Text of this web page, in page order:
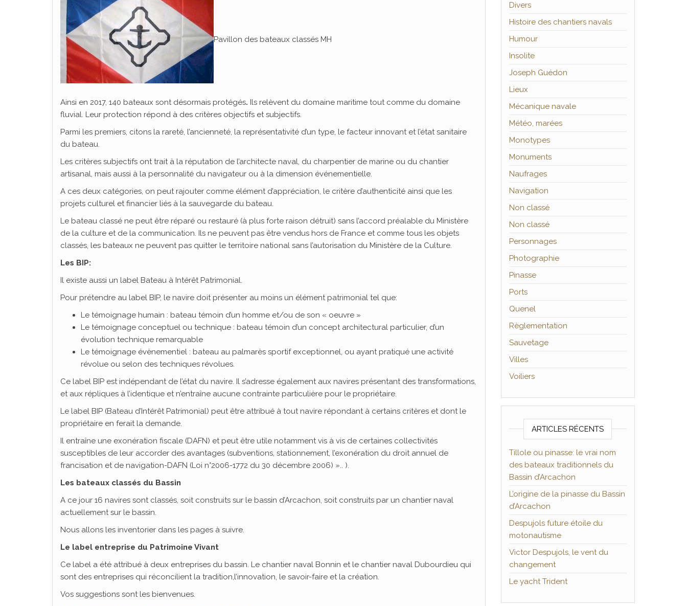
Pavillon des bateaux classés MH
Ainsi en 2017, 140 bateaux sont désormais protégés. Ils relèvent du domaine maritime tout comme du domaine
fluvial. Leur protection répond à des critères objectifs et subjectifs.
Parmi les premiers, citons la rareté, l’ancienneté, la représentativité d’un type, le facteur innovant et l’état sanitaire
du bateau.
Les critères subjectifs ont trait à la réputation de l’architecte naval, du charpentier de marine ou du chantier
artisanal, mais aussi à la personnalité du navigateur ou à la dimension événementielle.
A ces deux catégories, on peut rajouter comme élément d’appréciation, le critère d’authenticité ainsi que les
projets culturel et financier liés à la sauvegarde du bateau.
Le bateau classé ne peut être réparé ou restauré (à plus forte raison détruit) sans l’accord préalable du Ministère
de la culture et de la communication. Ils ne peuvent pas être vendus hors de France et comme tous les objets
classés, les bateaux ne peuvent pas quitter le territoire national sans l’autorisation du Ministère de la Culture.
Les BIP:
Il existe aussi un label Bateau à Intérêt Patrimonial.
Pour prétendre au label BIP, le navire doit présenter au moins un élément patrimonial tel que:
Le témoignage humain : bateau témoin d’un homme et/ou de son « oeuvre »
Le témoignage conceptuel ou technique : bateau témoin d’un concept architectural particulier, d’un
évolution technique remarquable
Le témoignage évènementiel : bateau au palmarès sportif exceptionnel, ou ayant pratiqué une activité
révolue ou selon des techniques révolues.
Ce label BIP est indépendant de l’état du navire. Il s’adresse également aux navires présentant des transformations,
et aux répliques à l’identique et n’entraîne aucune contrainte particulière pour le propriétaire.
Le label BIP (Bateau d’Intérêt Patrimonial) peut être attribué à tout navire répondant à certains critères et dont le
propriétaire en ferait la demande.
Il entraîne une exonération fiscale (DAFN) et peut être utile notamment vis à vis de certaines collectivités
susceptibles de leur accorder des avantages (subventions, stationnement, l’exonération du droit annuel de
francisation et de navigation-DAFN (Loi n°2006-1772 du 30 décembre 2006) ».. ).
Les bateaux classés du Bassin
A ce jour 16 navires sont classés, soit construits sur le bassin d’Arcachon, soit construits par un chantier naval
actuellement sur le bassin.
Nous allons les inventorier dans les pages à suivre.
Le label entreprise du Patrimoine Vivant
Ce label a été attribué à deux entreprises du bassin. Le chantier naval Bonnin et le chantier naval Dubourdieu qui
sont des entreprises qui réconcilient la tradition,l’innovation, le savoir-faire et la création.
Vos suggestions sont les bienvenues.
Divers
Histoire des chantiers navals
Humour
Insolite
Joseph Guédon
Lieux
Mécanique navale
Météo, marées
Monotypes
Monuments
Naufrages
Navigation
Non classé
Non classé
Personnages
Photographie
Pinasse
Ports
Quenel
Règlementation
Sauvetage
Villes
Voiliers
ARTICLES RÉCENTS
Tillole ou pinasse: le vrai nom
des bateaux traditionnels du
Bassin d’Arcachon
L’origine de la pinasse du Bassin
d’Arcachon
Despujols future étoile du
motonautisme
Victor Despujols, le vent du
changement
Le yacht Trident